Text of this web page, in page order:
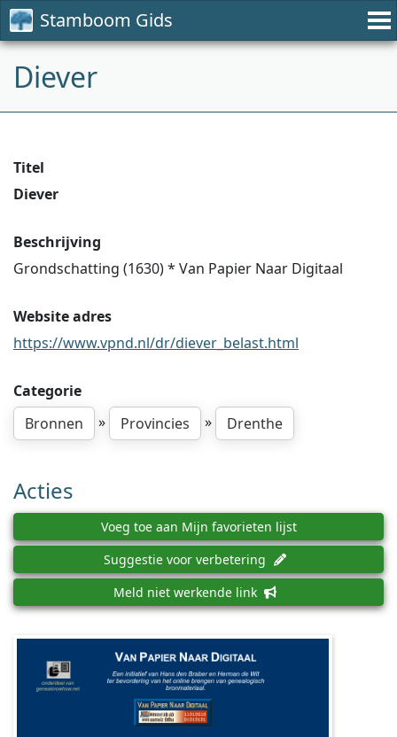
Stamboom Gids
Diever
Titel
Diever
Beschrijving
Grondschatting (1630) * Van Papier Naar Digitaal
Website adres
https://www.vpnd.nl/dr/diever_belast.html
Categorie
Bronnen
» Provincies » Drenthe
Acties
Voeg toe aan Mijn favorieten lijst
Suggestie voor verbetering
Meld niet werkende link